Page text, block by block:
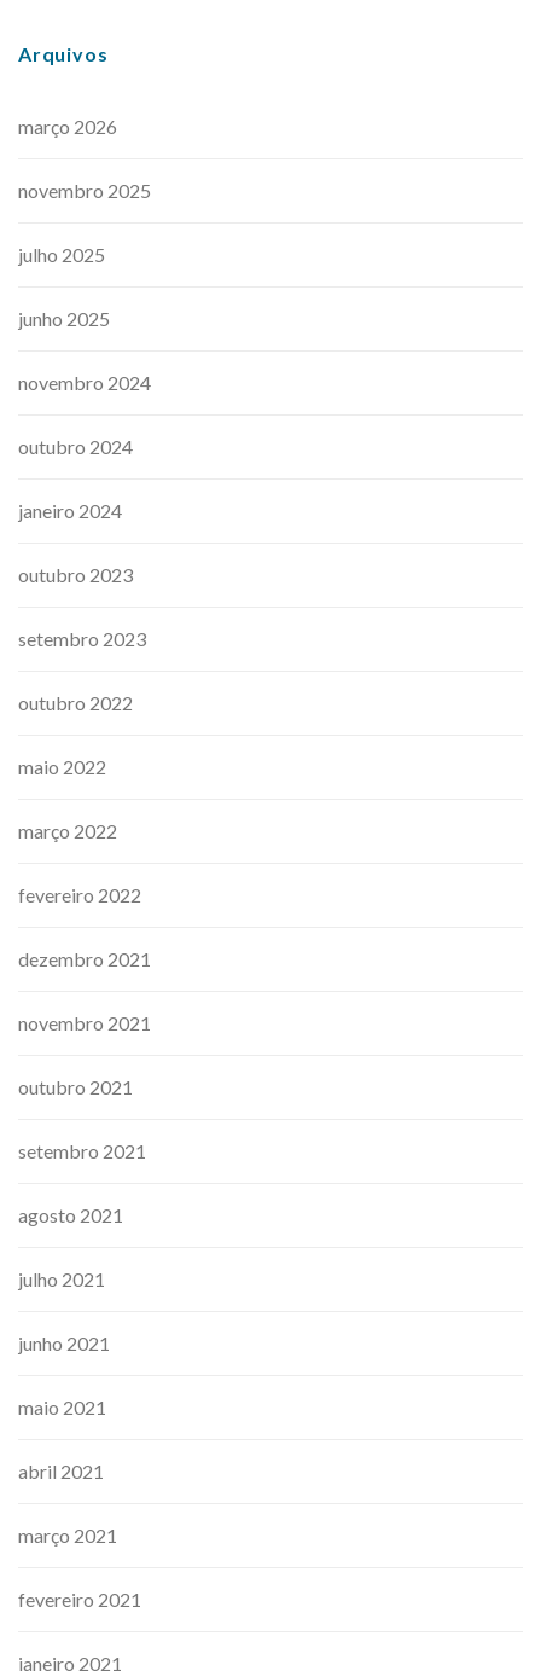
Arquivos
março 2026
novembro 2025
julho 2025
junho 2025
novembro 2024
outubro 2024
janeiro 2024
outubro 2023
setembro 2023
outubro 2022
maio 2022
março 2022
fevereiro 2022
dezembro 2021
novembro 2021
outubro 2021
setembro 2021
agosto 2021
julho 2021
junho 2021
maio 2021
abril 2021
março 2021
fevereiro 2021
janeiro 2021